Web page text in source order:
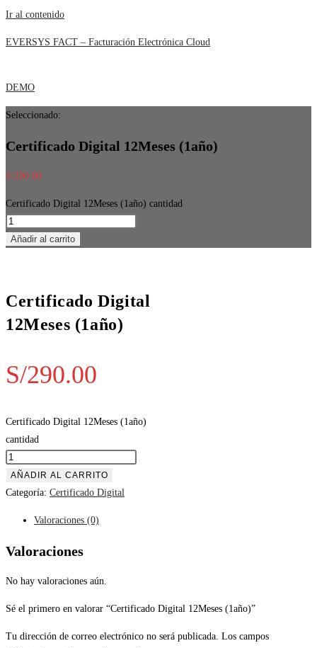
Ir al contenido
EVERSYS FACT – Facturación Electrónica Cloud
DEMO
Seleccionado:
Certificado Digital 12Meses (1año)
S/290.00
Certificado Digital 12Meses (1año) cantidad
Añadir al carrito
Certificado Digital
12Meses (1año)
S/290.00
Certificado Digital 12Meses (1año)
cantidad
AÑADIR AL CARRITO
Categoría: Certificado Digital
Valoraciones (0)
Valoraciones
No hay valoraciones aún.
Sé el primero en valorar “Certificado Digital 12Meses (1año)”
Tu dirección de correo electrónico no será publicada. Los campos